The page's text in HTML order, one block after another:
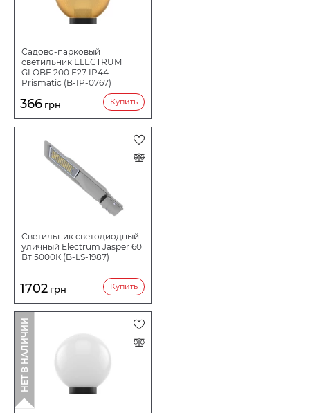
Садово-парковый
светильник ELECTRUM
GLOBE 200 E27 IP44
Prismatic (B-IP-0767)
366 грн Купить
Светильник светодиодный
уличный Electrum Jasper 60
Вт 5000К (B-LS-1987)
1702 грн Купить
НЕТ В НАЛИЧИИ